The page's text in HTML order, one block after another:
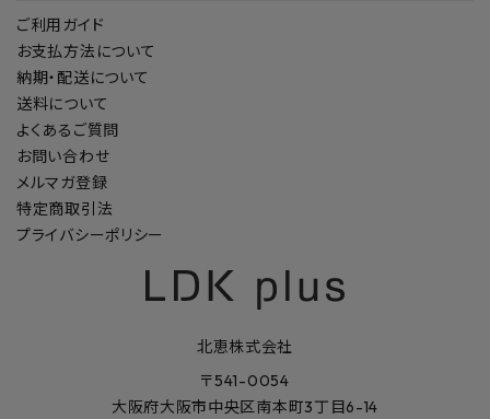
ご利用ガイド
お支払方法について
納期・配送について
送料について
よくあるご質問
お問い合わせ
メルマガ登録
特定商取引法
プライバシーポリシー
北恵株式会社
〒541-0054
大阪府大阪市中央区南本町3丁目6-14